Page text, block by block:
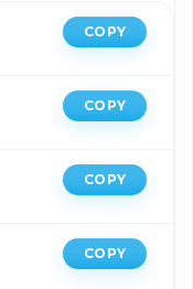
COPY
COPY
COPY
COPY